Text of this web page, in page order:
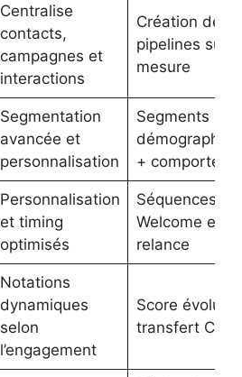
Centralise
contacts,
campagnes et
interactions
Création de
pipelines sur
mesure
Segmentation
avancée et
personnalisation
Segments
+
Personnalisation
et timing
optimisés
Séquences d
Welcome et
relance
Notations
dynamiques
selon
l’engagement
Score évolutif
transfert CRM